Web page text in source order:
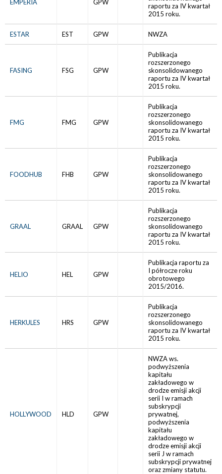
EMPERIA GPW
raportu za IV kwartał
2015 roku.
ESTAR EST GPW NWZA
FASING FSG GPW
Publikacja
rozszerzonego
skonsolidowanego
raportu za IV kwartał
2015 roku.
FMG FMG GPW
Publikacja
rozszerzonego
skonsolidowanego
raportu za IV kwartał
2015 roku.
FOODHUB FHB GPW
Publikacja
rozszerzonego
skonsolidowanego
raportu za IV kwartał
2015 roku.
GRAAL GRAAL GPW
Publikacja
rozszerzonego
skonsolidowanego
raportu za IV kwartał
2015 roku.
HELIO HEL GPW
Publikacja raportu za
I półrocze roku
obrotowego
2015/2016.
HERKULES HRS GPW
Publikacja
rozszerzonego
skonsolidowanego
raportu za IV kwartał
2015 roku.
HOLLYWOOD HLD GPW
NWZA ws.
podwyższenia
kapitału
zakładowego w
drodze emisji akcji
serii I w ramach
subskrypcji
prywatnej,
podwyższenia
kapitału
zakładowego w
drodze emisji akcji
serii J w ramach
subskrypcji prywatnej
oraz zmiany statutu.